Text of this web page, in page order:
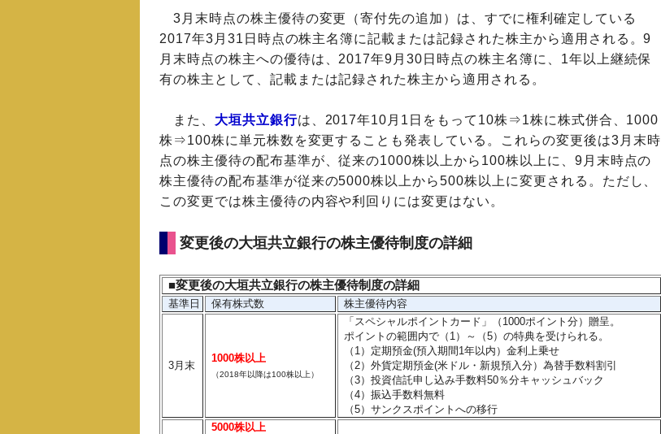
3月末時点の株主優待の変更（寄付先の追加）は、すでに権利確定している
2017年3月31日時点の株主名簿に記載または記録された株主から適用される。9
月末時点の株主への優待は、2017年9月30日時点の株主名簿に、1年以上継続保
有の株主として、記載または記録された株主から適用される。
また、 大垣共立銀行は、2017年10月1日をもって10株⇒1株に株式併合、1000
株⇒100株に単元株数を変更することも発表している。これらの変更後は3月末時
点の株主優待の配布基準が、従来の1000株以上から100株以上に、9月末時点の
株主優待の配布基準が従来の5000株以上から500株以上に変更される。ただし、
この変更では株主優待の内容や利回りには変更はない。
変更後の大垣共立銀行の株主優待制度の詳細
■変更後の大垣共立銀行の株主優待制度の詳細
基準日 保有株式数 株主優待内容
3月末
1000株以上
（2018年以降は100株以上）
「スペシャルポイントカード」（1000ポイント分）贈呈。
ポイントの範囲内で（1）～（5）の特典を受けられる。
（1）定期預金(預入期間1年以内）金利上乗せ
（2）外貨定期預金(米ドル・新規預入分）為替手数料割引
（3）投資信託申し込み手数料50％分キャッシュバック
（4）振込手数料無料
（5）サンクスポイントへの移行
5000株以上